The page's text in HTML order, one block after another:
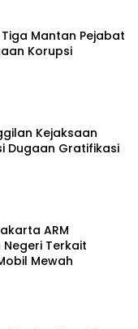
Mantan Pejabat
Korupsi
Kejaksaan
Dugaan Gratifikasi
ARM
Gratifikasi Mobil Mewah